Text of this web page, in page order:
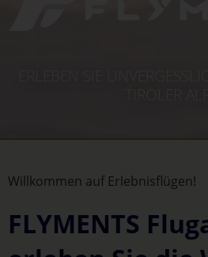
Willkommen auf Erlebnisflügen!
FLYMENTS